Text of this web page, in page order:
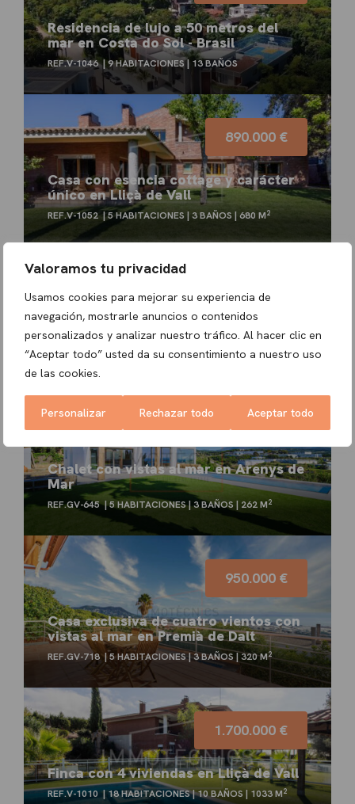
Valoramos tu privacidad
Usamos cookies para mejorar su experiencia de
navegación, mostrarle anuncios o contenidos
personalizados y analizar nuestro tráfico. Al hacer clic en
“Aceptar todo” usted da su consentimiento a nuestro uso
de las cookies.
Personalizar Rechazar todo Aceptar todo
Residencia de lujo a 50 metros del
mar en Costa do Sol - Brasil
REF.V-1046 9 HABITACIONES 13 BAÑOS
Casa con esencia cottage y carácter
único en Lliçà de Vall
REF.V-1052 5 HABITACIONES 3 BAÑOS 680 M2
890.000 €
Casa de diseño y vistas al Montseny
REF.V-1027 3 HABITACIONES 3 BAÑOS 264 M
850.000 €
Chalet con vistas al mar en Arenys de
Mar
REF.GV-645 5 HABITACIONES 3 BAÑOS 262 M2
976.000 €
Casa exclusiva de cuatro vientos con
vistas al mar en Premià de Dalt
REF.GV-718 5 HABITACIONES 3 BAÑOS 320 M2
950.000 €
Finca con 4 viviendas en Lliçà de Vall
REF.V-1010 18 HABITACIONES 10 BAÑOS 1033 M2
1.700.000 €